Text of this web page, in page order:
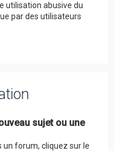
utilisation abusive du
par des utilisateurs
sujet ou une
un forum, cliquez sur le